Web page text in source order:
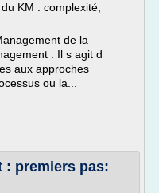
KM : complexité,
de la
: Il s agit d
aux approches
ou la...
: premiers pas: